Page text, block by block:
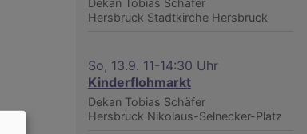
Dekan Tobias Schäfer
Hersbruck Stadtkirche Hersbruck
So, 13.9. 11-14:30 Uhr
Kinderflohmarkt
Dekan Tobias Schäfer
Hersbruck Nikolaus-Selnecker-Platz